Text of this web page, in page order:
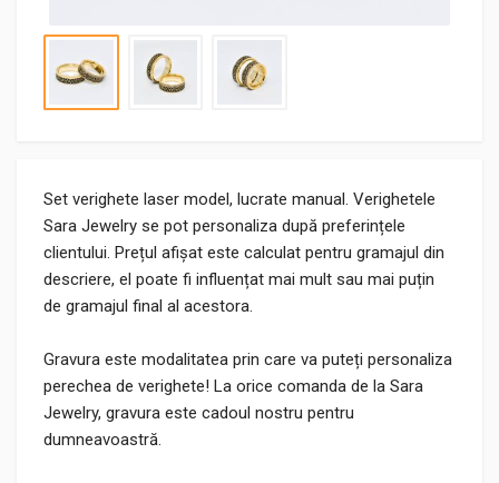
Set verighete laser model, lucrate manual. Verighetele
Sara Jewelry se pot personaliza după preferințele
clientului. Prețul afișat este calculat pentru gramajul din
descriere, el poate fi influențat mai mult sau mai puțin
de gramajul final al acestora.
Gravura este modalitatea prin care va puteți personaliza
perechea de verighete! La orice comanda de la Sara
Jewelry, gravura este cadoul nostru pentru
dumneavoastră.